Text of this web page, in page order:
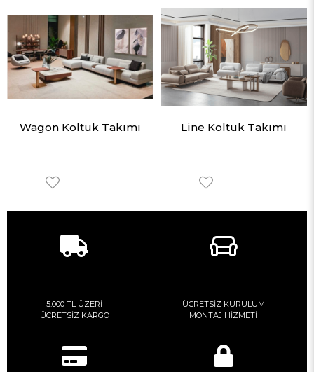
Wagon Koltuk Takımı Line Koltuk Takımı
5.000 TL ÜZERİ
ÜCRETSİZ KARGO
ÜCRETSİZ KURULUM
MONTAJ HİZMETİ